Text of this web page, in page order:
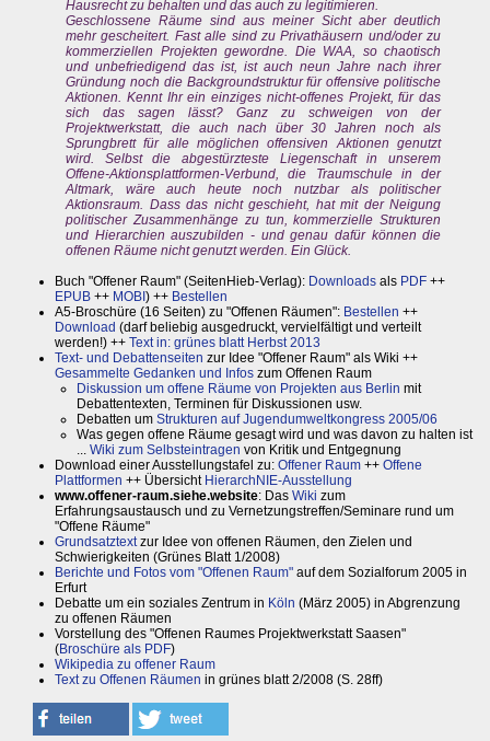
Hausrecht zu behalten und das auch zu legitimieren.
Geschlossene Räume sind aus meiner Sicht aber deutlich
mehr gescheitert. Fast alle sind zu Privathäusern und/oder zu
kommerziellen Projekten gewordne. Die WAA, so chaotisch
und unbefriedigend das ist, ist auch neun Jahre nach ihrer
Gründung noch die Backgroundstruktur für offensive politische
Aktionen. Kennt Ihr ein einziges nicht-offenes Projekt, für das
sich das sagen lässt? Ganz zu schweigen von der
Projektwerkstatt, die auch nach über 30 Jahren noch als
Sprungbrett für alle möglichen offensiven Aktionen genutzt
wird. Selbst die abgestürzteste Liegenschaft in unserem
Offene-Aktionsplattformen-Verbund, die Traumschule in der
Altmark, wäre auch heute noch nutzbar als politischer
Aktionsraum. Dass das nicht geschieht, hat mit der Neigung
politischer Zusammenhänge zu tun, kommerzielle Strukturen
und Hierarchien auszubilden - und genau dafür können die
offenen Räume nicht genutzt werden. Ein Glück.
Buch "Offener Raum" (SeitenHieb-Verlag): Downloads als PDF ++
EPUB ++ MOBI ) ++ Bestellen
A5-Broschüre (16 Seiten) zu "Offenen Räumen": Bestellen ++
Download (darf beliebig ausgedruckt, vervielfältigt und verteilt
werden!) ++ Text in: grünes blatt Herbst 2013
Text- und Debattenseiten zur Idee "Offener Raum" als Wiki ++
Gesammelte Gedanken und Infos zum Offenen Raum
Diskussion um offene Räume von Projekten aus Berlin mit
Debattentexten, Terminen für Diskussionen usw.
Debatten um Strukturen auf Jugendumweltkongress 2005/06
Was gegen offene Räume gesagt wird und was davon zu halten ist
... Wiki zum Selbsteintragen von Kritik und Entgegnung
Download einer Ausstellungstafel zu: Offener Raum ++ Offene
Plattformen ++ Übersicht HierarchNIE-Ausstellung
www.offener-raum.siehe.website: Das Wiki zum
Erfahrungsaustausch und zu Vernetzungstreffen/Seminare rund um
"Offene Räume"
Grundsatztextzur Idee von offenen Räumen, den Zielen und
Schwierigkeiten (Grünes Blatt 1/2008)
Berichte und Fotos vom "Offenen Raum" auf dem Sozialforum 2005 in
Erfurt
Debatte um ein soziales Zentrum in Köln (März 2005) in Abgrenzung
zu offenen Räumen
Vorstellung des "Offenen Raumes Projektwerkstatt Saasen"
(Broschüre als PDF)
Wikipedia zu offener Raum
Text zu Offenen Räumen in grünes blatt 2/2008 (S. 28ff)